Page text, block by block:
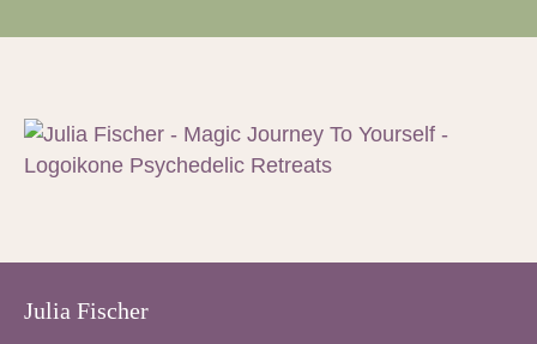
Julia Fischer